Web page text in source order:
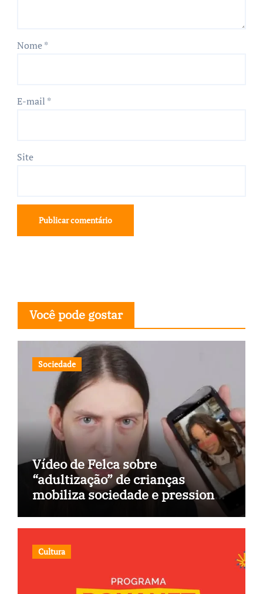
Nome*
E-mail *
Site
Você pode gostar
Sociedade
Vídeo de Felca sobre
“adultização” de crianças
mobiliza sociedade e pressiona
Cultura